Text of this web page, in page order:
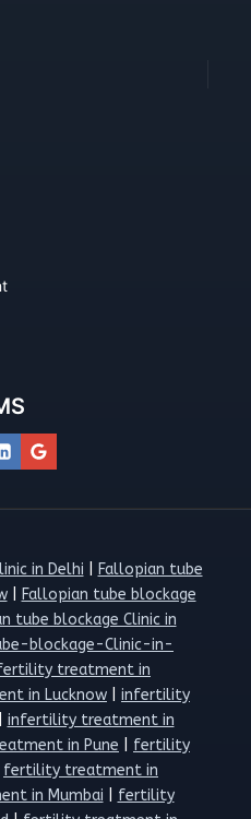
in Delhi
Fallopian tube
|
Fallopian tube blockage
tube blockage Clinic in
blockage-Clinic-in-
treatment in
in Lucknow
infertility
infertility treatment in
in Pune
fertility
fertility treatment in
in Mumbai
fertility